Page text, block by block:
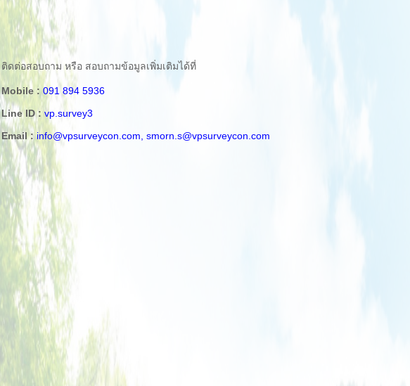
ติดต่อสอบถาม หรือ สอบถามข้อมูลเพิ่มเติมได้ที่
Mobile : 091 894 5936
Line ID : vp.survey3
Email : info@vpsurveycon.com, smorn.s@vpsurveycon.com